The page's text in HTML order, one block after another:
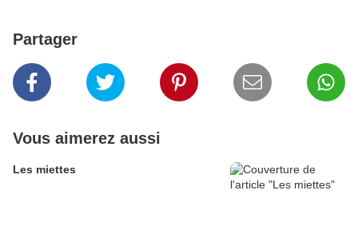
Partager
Vous aimerez aussi
Les miettes